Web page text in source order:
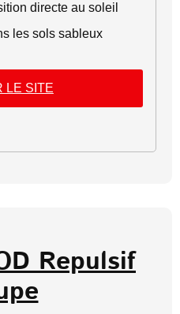
directe au soleil
les sols sableux
LE SITE
Repulsif